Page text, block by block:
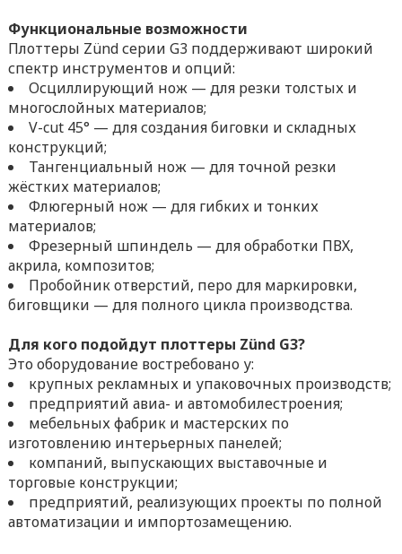
Функциональные возможности
Плоттеры Zünd серии G3 поддерживают широкий
спектр инструментов и опций:
Осциллирующий нож — для резки толстых и
многослойных материалов;
V-cut 45° — для создания биговки и складных
конструкций;
Тангенциальный нож — для точной резки
жёстких материалов;
Флюгерный нож — для гибких и тонких
материалов;
Фрезерный шпиндель — для обработки ПВХ,
акрила, композитов;
Пробойник отверстий, перо для маркировки,
биговщики — для полного цикла производства.
Для кого подойдут плоттеры Zünd G3?
Это оборудование востребовано у:
крупных рекламных и упаковочных производств;
предприятий авиа- и автомобилестроения;
мебельных фабрик и мастерских по
изготовлению интерьерных панелей;
компаний, выпускающих выставочные и
торговые конструкции;
предприятий, реализующих проекты по полной
автоматизации и импортозамещению.